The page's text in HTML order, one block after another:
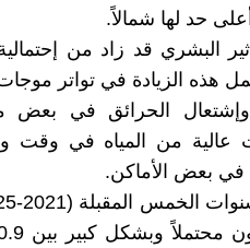
حد لها شمالاً.
البشري قد زاد من
عام 1950. وتشمل هذه الزيادة في
الحرائق في بعض
عالية من المياه في وقت
في بعض الأماكن.